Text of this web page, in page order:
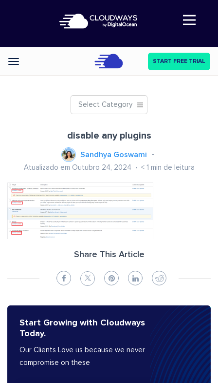
Abre a navegação
Categories START FREE TRIAL
Select Category
disable any plugins
Sandhya Goswami
Atualizado em Outubro 24, 2024 < 1 min de leitura
Share This Article
Start Growing with Cloudways
Today.
Our Clients Love us because we never
compromise on these